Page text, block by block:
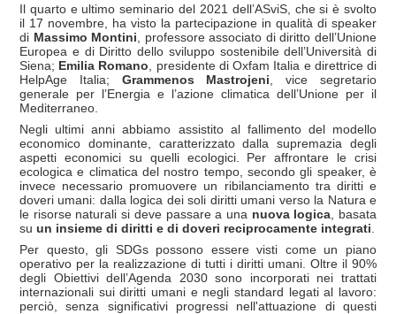
Il quarto e ultimo seminario del 2021 dell’ASviS, che si è svolto
il 17 novembre, ha visto la partecipazione in qualità di speaker
di Massimo Montini , professore associato di diritto dell’Unione
Europea e di Diritto dello sviluppo sostenibile dell’Università di
Siena; Emilia Romano , presidente di Oxfam Italia e direttrice di
HelpAge Italia; Grammenos Mastrojeni , vice segretario
generale per l’Energia e l’azione climatica dell’Unione per il
Mediterraneo.
Negli ultimi anni abbiamo assistito al fallimento del modello
economico dominante, caratterizzato dalla supremazia degli
aspetti economici su quelli ecologici. Per affrontare le crisi
ecologica e climatica del nostro tempo, secondo gli speaker, è
invece necessario promuovere un ribilanciamento tra diritti e
doveri umani: dalla logica dei soli diritti umani verso la Natura e
le risorse naturali si deve passare a una nuova logica , basata
su un insieme di diritti e di doveri reciprocamente integrati
Per questo, gli SDGs possono essere visti come un piano
operativo per la realizzazione di tutti i diritti umani. Oltre il 90%
degli Obiettivi dell’Agenda 2030 sono incorporati nei trattati
internazionali sui diritti umani e negli standard legati al lavoro:
perciò, senza significativi progressi nell'attuazione di questi